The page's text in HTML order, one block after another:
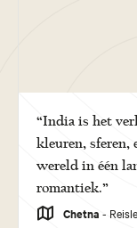
“India is het
kleuren, sferen,
wereld in één
romantiek.”
Chetna -